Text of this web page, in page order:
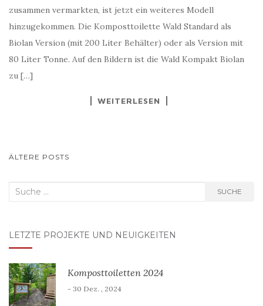
zusammen vermarkten, ist jetzt ein weiteres Modell
hinzugekommen. Die Komposttoilette Wald Standard als
Biolan Version (mit 200 Liter Behälter) oder als Version mit
80 Liter Tonne. Auf den Bildern ist die Wald Kompakt Biolan
zu […]
WEITERLESEN
BEITRAGS-
ÄLTERE POSTS
Suche
SUCHE
LETZTE PROJEKTE UND NEUIGKEITEN
Komposttoiletten 2024
- 30 Dez. , 2024